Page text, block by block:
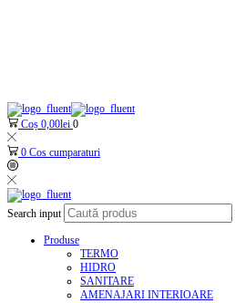
Coș 0,00lei 0
0 Cos cumparaturi
Search input
Produse
TERMO
HIDRO
SANITARE
AMENAJARI INTERIOARE